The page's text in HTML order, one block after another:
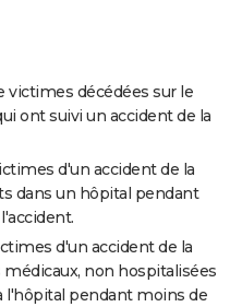
victimes décédées sur le
ont suivi un accident de la
d'un accident de la
dans un hôpital pendant
d'un accident de la
non hospitalisées
pendant moins de